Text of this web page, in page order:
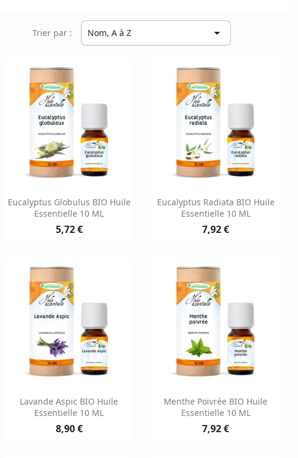
Trier par : Nom, A à Z 
Aperçu rapide
Eucalyptus Globulus BIO Huile
Essentielle 10 ML
5,72 €
Aperçu rapide
Eucalyptus Radiata BIO Huile
Essentielle 10 ML
7,92 €
Aperçu rapide
Lavande Aspic BIO Huile
Essentielle 10 ML
8,90 €
Aperçu rapide
Menthe Poivrée BIO Huile
Essentielle 10 ML
7,92 €